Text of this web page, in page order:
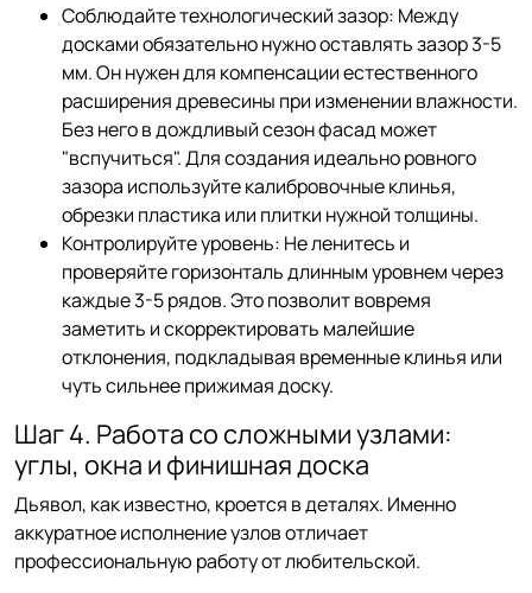
Соблюдайте технологический зазор: Между
досками обязательно нужно оставлять зазор 3-5
мм. Он нужен для компенсации естественного
расширения древесины при изменении влажности.
Без него в дождливый сезон фасад может
"вспучиться". Для создания идеально ровного
зазора используйте калибровочные клинья,
обрезки пластика или плитки нужной толщины.
Контролируйте уровень: Не ленитесь и
проверяйте горизонталь длинным уровнем через
каждые 3-5 рядов. Это позволит вовремя
заметить и скорректировать малейшие
отклонения, подкладывая временные клинья или
чуть сильнее прижимая доску.
Шаг 4. Работа со сложными узлами:
углы, окна и финишная доска
Дьявол, как известно, кроется в деталях. Именно
аккуратное исполнение узлов отличает
профессиональную работу от любительской.